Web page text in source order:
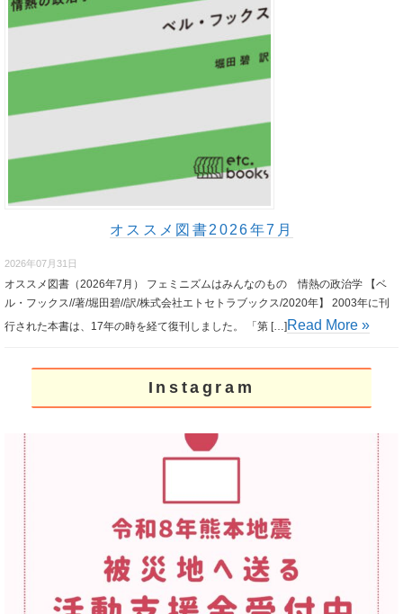
オススメ図書2026年7月
2026年07月31日
オススメ図書（2026年7月） フェミニズムはみんなのもの 情熱の政治学 【ベ
ル・フックス//著/堀田碧//訳/株式会社エトセトラブックス/2020年】 2003年に刊
行された本書は、17年の時を経て復刊しました。 「第 […]Read More »
Instagram